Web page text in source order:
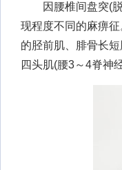
因腰椎间盘突(脱)
现程度不同的麻痹
的胫前肌、腓骨长
四头肌(腰3～4脊神